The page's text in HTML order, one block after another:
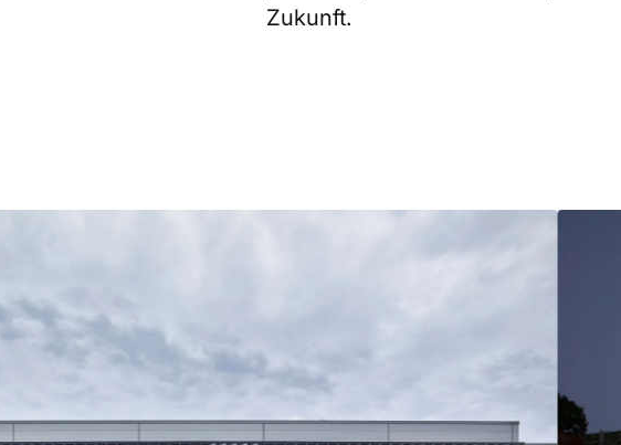
Zukunft.